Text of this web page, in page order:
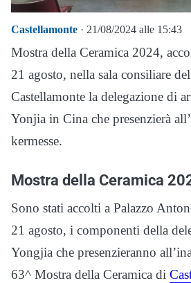
Castellamonte · 21/08/2024 alle 15:43
Mostra della Ceramica 2024,
21 agosto, nella sala consiliare
Castellamonte la delegazione di
Yonjia in Cina che presenzierà
kermesse.
Mostra della Ceramica
Sono stati accolti a Palazzo
21 agosto, i componenti della
Yongjia che presenzieranno
63^ Mostra della Ceramica di